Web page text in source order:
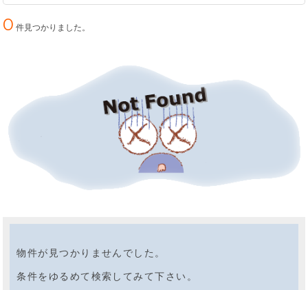
0 件見つかりました。
物件が見つかりませんでした。
条件をゆるめて検索してみて下さい。